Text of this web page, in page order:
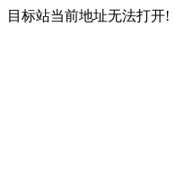
目标站当前地址无法打开!